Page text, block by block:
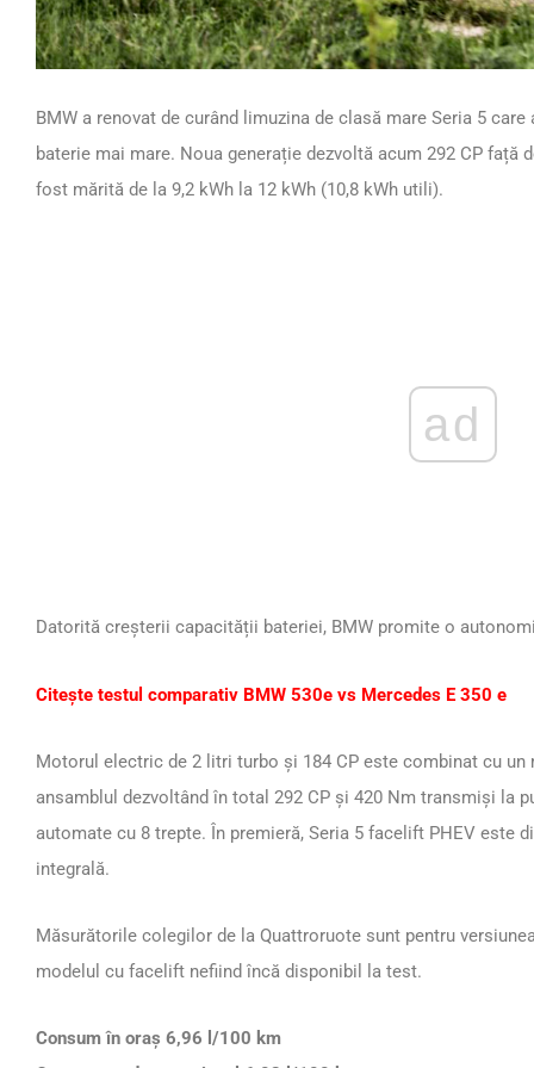
BMW a renovat de curând limuzina de clasă mare Seria 5
baterie mai mare. Noua generație dezvoltă acum 292 CP față
fost mărită de la 9,2 kWh la 12 kWh (10,8 kWh utili).
ad
Datorită creșterii capacității bateriei, BMW promite o
Citește testul comparativ BMW 530e vs Mercedes E 350 e
Motorul electric de 2 litri turbo și 184 CP este combinat cu un
ansamblul dezvoltând în total 292 CP și 420 Nm transmiși la
automate cu 8 trepte. În premieră, Seria 5 facelift PHEV este
integrală.
Măsurătorile colegilor de la Quattroruote sunt pentru
modelul cu facelift nefiind încă disponibil la test.
Consum în oraș 6,96 l/100 km